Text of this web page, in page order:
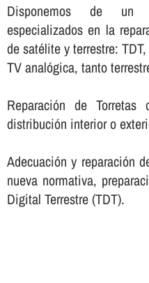
Disponemos de un
especializados en la
de satélite y terrestre:
TV analógica, tanto
Reparación de
distribución interior o
Adecuación y reparación
nueva normativa,
Digital Terrestre (TDT).